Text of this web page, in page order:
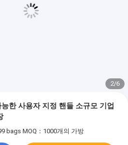
3/6
한 사용자 지정 핸들 소규모 기업
bags MOQ：1000개의 가방